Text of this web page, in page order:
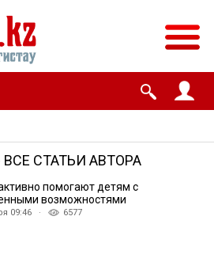
ВСЕ СТАТЬИ АВТОРА
помогают детям с
возможностями
09:46 · 6577